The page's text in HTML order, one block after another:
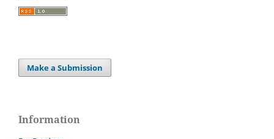
Make a Submission
Information